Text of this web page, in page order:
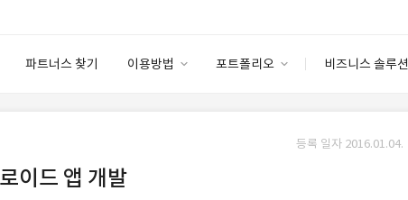
파트너스 찾기 이용방법 포트폴리오 비즈니스 솔루션
안심 코드 케어
등록 일자 2016.01.04.
이드 앱 개발